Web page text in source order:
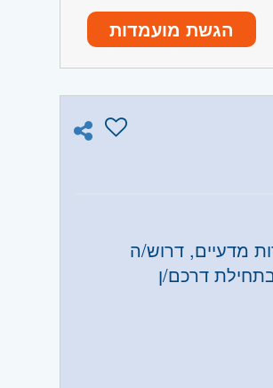
הגשת מועמדות
מדעיים, דרוש/ה
דרכם/ן